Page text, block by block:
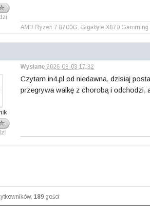
AMD Ryzen 7 8700G, Gigabyte X870
Wysłane 2026-08-03 17:32
Czytam in4.pl od niedawna, dzisiaj
przegrywa walkę z chorobą i odchodzi,
189 gości